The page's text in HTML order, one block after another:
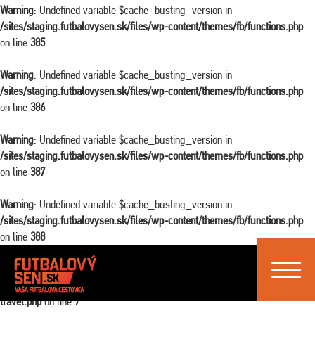
Warning: Undefined variable $cache_busting_version in
/sites/staging.futbalovysen.sk/files/wp-content/themes/fb/functions.php
on line 385
Warning: Undefined variable $cache_busting_version in
/sites/staging.futbalovysen.sk/files/wp-content/themes/fb/functions.php
on line 386
Warning: Undefined variable $cache_busting_version in
/sites/staging.futbalovysen.sk/files/wp-content/themes/fb/functions.php
on line 387
Warning: Undefined variable $cache_busting_version in
/sites/staging.futbalovysen.sk/files/wp-content/themes/fb/functions.php
on line 388
Toggle
Warning: Attempt to read property "ID" on false in
/sites/staging.futbalovysen.sk/files/wp-content/themes/fb/single-
travel.phpon line7